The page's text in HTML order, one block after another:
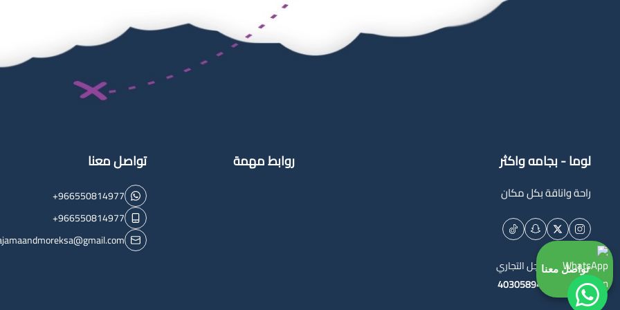
لوما - بجامه واكثر
راحة واناقة بكل مكان
السجل التجاري
4030589444
روابط مهمة تواصل معنا
+966550814977
+966550814977
تواصل معنا